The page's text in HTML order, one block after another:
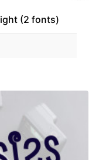
(2 fonts)